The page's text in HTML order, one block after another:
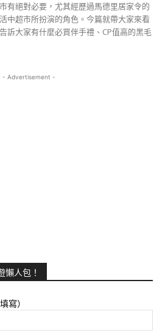
有絕對必要，尤其經歷過馬德里居家令的
中超市所扮演的角色。今篇就帶大家來看
訴大家有什麼必買伴手禮、CP值高的黑毛
- Advertisement -
懶人包！
寫）